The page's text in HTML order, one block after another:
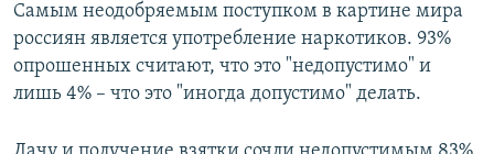
Самым неодобряемым поступком в картине мира
россиян является употребление наркотиков. 93%
опрошенных считают, что это "недопустимо" и
лишь 4% – что это "иногда допустимо" делать.